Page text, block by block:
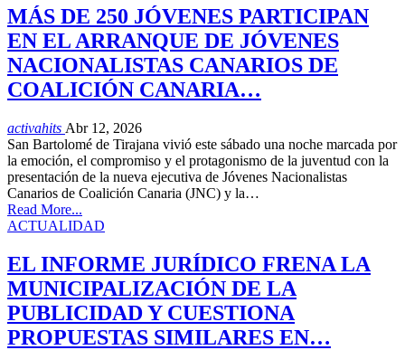
MÁS DE 250 JÓVENES PARTICIPAN
EN EL ARRANQUE DE JÓVENES
NACIONALISTAS CANARIOS DE
COALICIÓN CANARIA…
activahits Abr 12, 2026
San Bartolomé de Tirajana vivió este sábado una noche marcada por
la emoción, el compromiso y el protagonismo de la juventud con la
presentación de la nueva ejecutiva de Jóvenes Nacionalistas
Canarios de Coalición Canaria (JNC) y la…
Read More...
ACTUALIDAD
EL INFORME JURÍDICO FRENA LA
MUNICIPALIZACIÓN DE LA
PUBLICIDAD Y CUESTIONA
PROPUESTAS SIMILARES EN…